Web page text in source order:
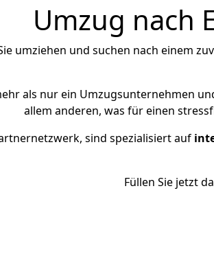
Umzug nach
umziehen und suchen nach einem
als nur ein Umzugsunternehmen
allem anderen, was für einen
sind spezialisiert auf
Füllen Sie jetzt